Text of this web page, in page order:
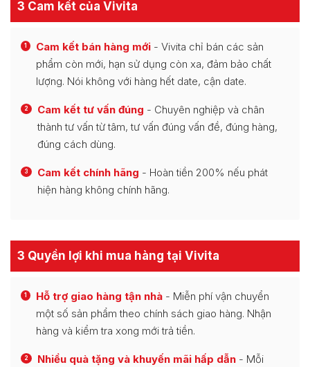
3 Cam kết của Vivita
1 Cam kết bán hàng mới - Vivita chỉ bán các sản
phẩm còn mới, hạn sử dụng còn xa, đảm bảo chất
lượng. Nói không với hàng hết date, cận date.
2 Cam kết tư vấn đúng - Chuyên nghiệp và chân
thành tư vấn từ tâm, tư vấn đúng vấn đề, đúng hàng,
đúng cách dùng.
3 Cam kết chính hãng - Hoàn tiền 200% nếu phát
hiện hàng không chính hãng.
3 Quyền lợi khi mua hàng tại Vivita
1 Hỗ trợ giao hàng tận nhà - Miễn phí vận chuyển
một số sản phẩm theo chính sách giao hàng. Nhận
hàng và kiểm tra xong mới trả tiền.
2 Nhiều quà tặng và khuyến mãi hấp dẫn - Mỗi